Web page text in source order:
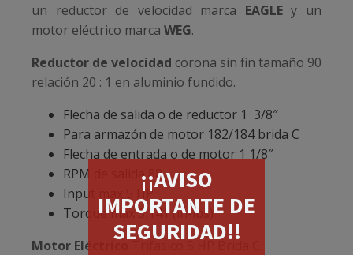
¡¡AVISO
IMPORTANTE DE
SEGURIDAD!!
un reductor de velocidad marca EAGLEy un
motor eléctrico marca WEG.
Reductor de velocidad corona sin fin tamaño 90
relación 20 : 1 en aluminio fundido.
Flecha de salida o de reductor 1 3/8″
Para armazón de motor 182/184 brida C
Flecha de entrada o de motor 1 1/8″
RPM de salida 88
Input max 5 HP
Torque max 3,141 (in-lbs)
Motor EléctricoTrifasico 5 HP Brida C.